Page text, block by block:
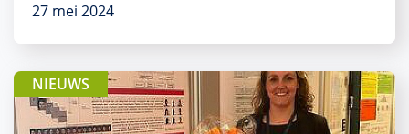
27 mei 2024
NIEUWS